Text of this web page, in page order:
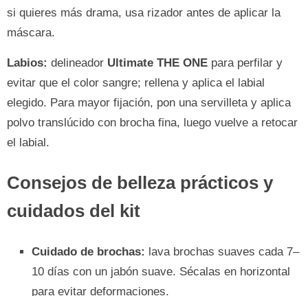
si quieres más drama, usa rizador antes de aplicar la
máscara.
Labios: delineador Ultimate THE ONE para perfilar y
evitar que el color sangre; rellena y aplica el labial
elegido. Para mayor fijación, pon una servilleta y aplica
polvo translúcido con brocha fina, luego vuelve a retocar
el labial.
Consejos de belleza prácticos y
cuidados del kit
Cuidado de brochas: lava brochas suaves cada 7–
10 días con un jabón suave. Sécalas en horizontal
para evitar deformaciones.